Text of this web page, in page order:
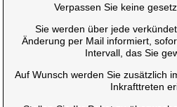
Verpassen Sie keine
Sie werden über jede
Änderung per Mail informiert,
Intervall, das Sie
Auf Wunsch werden Sie zusätzlich
Inkrafttreten